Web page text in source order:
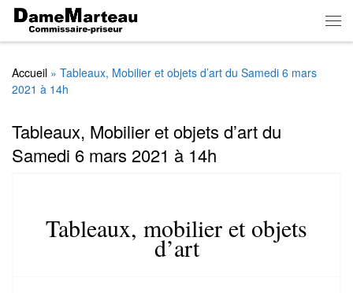
Skip to content
Accueil » Tableaux, Mobilier et objets d’art du Samedi 6 mars
2021 à 14h
Tableaux, Mobilier et objets d’art du
Samedi 6 mars 2021 à 14h
Tableaux, mobilier et objets
d’art